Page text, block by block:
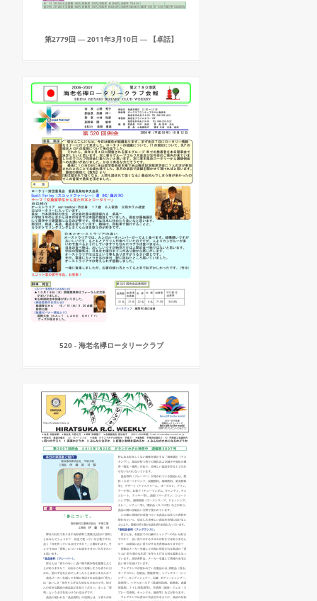
第2779回 ― 2011年3月10日 ― 【卓話】
520 - 海老名欅ロータリークラブ